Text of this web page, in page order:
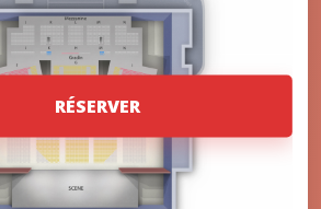
RÉSERVER